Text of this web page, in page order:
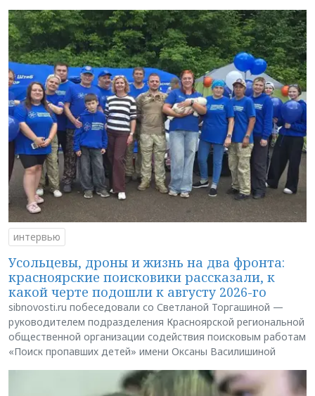
интервью
Усольцевы, дроны и жизнь на два фронта:
красноярские поисковики рассказали, к
какой черте подошли к августу 2026-го
sibnovosti.ru побеседовали со Светланой Торгашиной —
руководителем подразделения Красноярской региональной
общественной организации содействия поисковым работам
«Поиск пропавших детей» имени Оксаны Василишиной